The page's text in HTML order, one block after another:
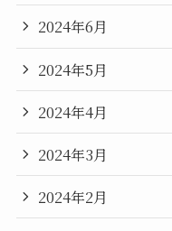
2024年6月
2024年5月
2024年4月
2024年3月
2024年2月